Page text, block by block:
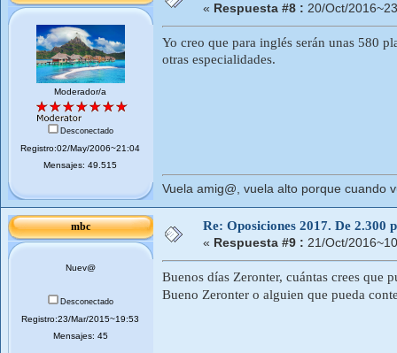
Moderador/a
Desconectado
Registro:02/May/2006~21:04
Mensajes: 49.515
« Respuesta #8 : 20/Oct/
Yo creo que para inglés serán unas 580
otras especialidades.
Vuela amig@, vuela alto porque cuando
mbc
Nuev@
Desconectado
Registro:23/Mar/2015~19:53
Mensajes: 45
Re: Oposiciones 2017. De 2.300
« Respuesta #9 : 21/Oct/
Buenos días Zeronter, cuántas crees que
Bueno Zeronter o alguien que pueda